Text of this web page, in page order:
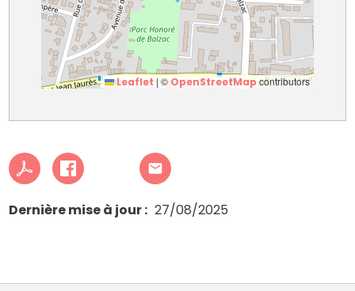
Leaflet|©OpenStreetMap contributors
Dernière mise à jour 27/08/2025